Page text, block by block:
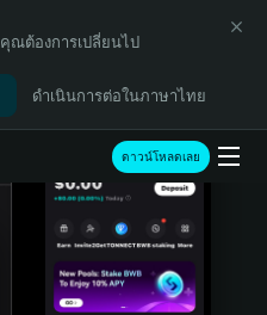
คุณต้องการเปลี่ยนไป
ดำเนินการต่อในภาษาไทย
ดาวน์โหลดเลย